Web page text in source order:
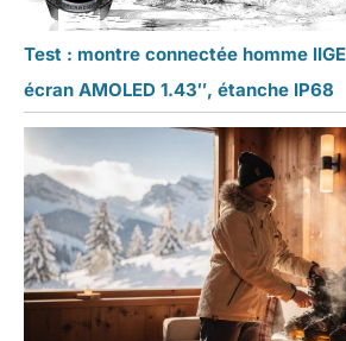
Test : montre connectée homme
écran AMOLED 1.43″, étanche IP68